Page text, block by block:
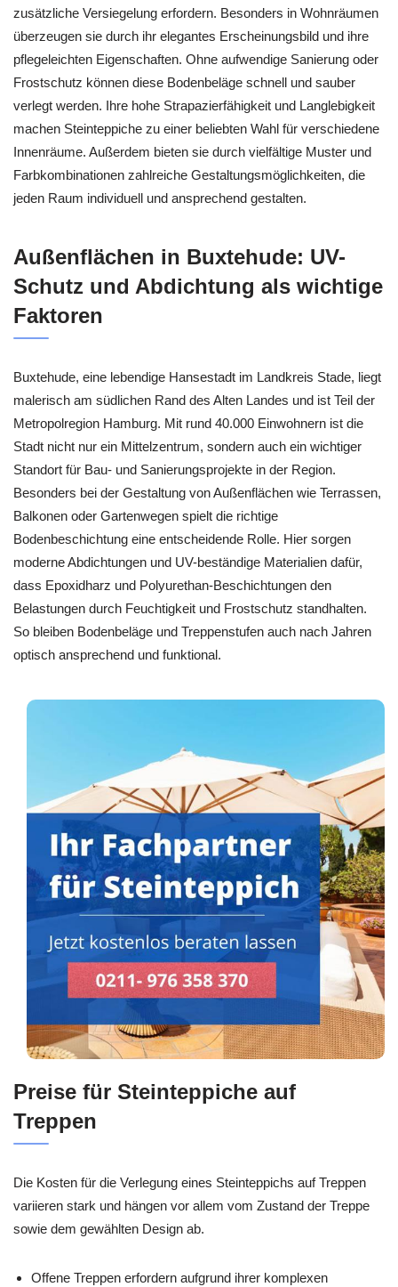
zusätzliche Versiegelung erfordern. Besonders in Wohnräumen
überzeugen sie durch ihr elegantes Erscheinungsbild und ihre
pflegeleichten Eigenschaften. Ohne aufwendige Sanierung oder
Frostschutz können diese Bodenbeläge schnell und sauber
verlegt werden. Ihre hohe Strapazierfähigkeit und Langlebigkeit
machen Steinteppiche zu einer beliebten Wahl für verschiedene
Innenräume. Außerdem bieten sie durch vielfältige Muster und
Farbkombinationen zahlreiche Gestaltungsmöglichkeiten, die
jeden Raum individuell und ansprechend gestalten.
Außenflächen in Buxtehude: UV-
Schutz und Abdichtung als wichtige
Faktoren
Buxtehude, eine lebendige Hansestadt im Landkreis Stade, liegt
malerisch am südlichen Rand des Alten Landes und ist Teil der
Metropolregion Hamburg. Mit rund 40.000 Einwohnern ist die
Stadt nicht nur ein Mittelzentrum, sondern auch ein wichtiger
Standort für Bau- und Sanierungsprojekte in der Region.
Besonders bei der Gestaltung von Außenflächen wie Terrassen,
Balkonen oder Gartenwegen spielt die richtige
Bodenbeschichtung eine entscheidende Rolle. Hier sorgen
moderne Abdichtungen und UV-beständige Materialien dafür,
dass Epoxidharz und Polyurethan-Beschichtungen den
Belastungen durch Feuchtigkeit und Frostschutz standhalten.
So bleiben Bodenbeläge und Treppenstufen auch nach Jahren
optisch ansprechend und funktional.
Preise für Steinteppiche auf
Treppen
Die Kosten für die Verlegung eines Steinteppichs auf Treppen
variieren stark und hängen vor allem vom Zustand der Treppe
sowie dem gewählten Design ab.
Offene Treppen erfordern aufgrund ihrer komplexen